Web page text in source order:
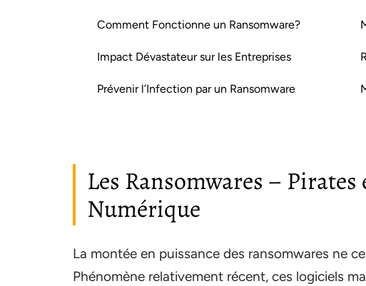
Comment Fonctionne un Ransomware?
Impact Dévastateur sur les Entreprises
Prévenir l’Infection par un Ransomware
Les Ransomwares – Pirates
Numérique
La montée en puissance des ransomwares ne
Phénomène relativement récent, ces logiciels